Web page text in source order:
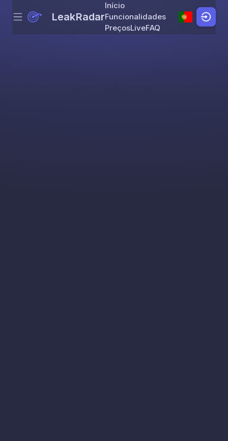
Skip to content
Menu LeakRadar
Início
Funcionalidades
PreçosLiveFAQ